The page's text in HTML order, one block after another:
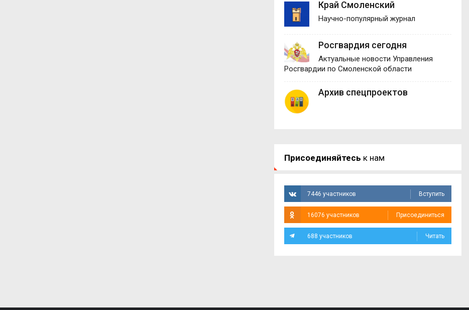
Край Смоленский
Научно-популярный журнал
Росгвардия сегодня
Актуальные новости Управления
Росгвардии по Смоленской области
Архив спецпроектов
Присоединяйтесь к нам
7446 участников Вступить
16076 участников Присоединиться
688 участников Читать